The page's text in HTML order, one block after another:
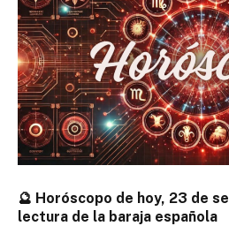
🔮 Horóscopo de hoy, 23 de
lectura de la baraja española